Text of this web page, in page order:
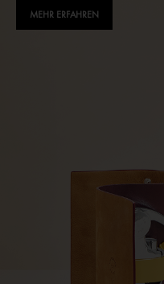
MEHR ERFAHREN